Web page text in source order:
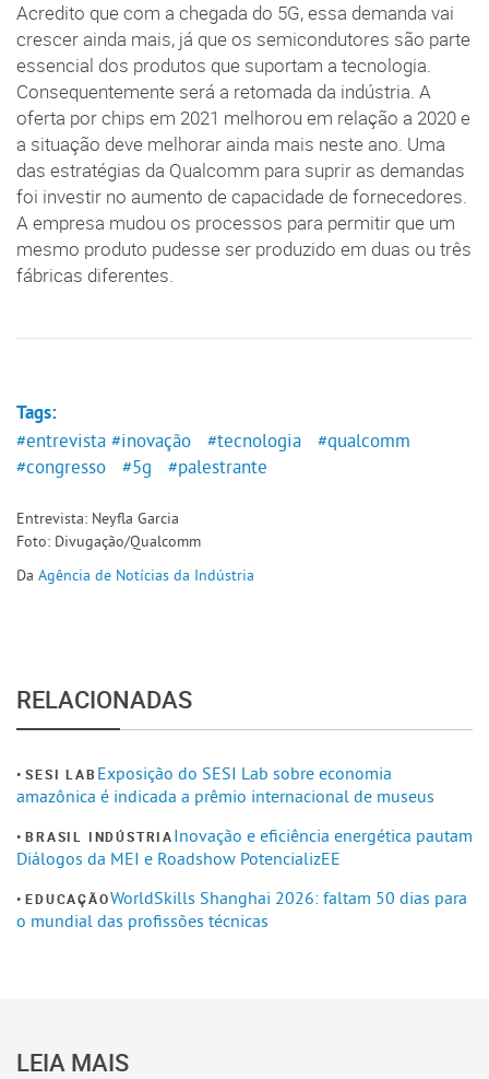
Acredito que com a chegada do 5G, essa demanda vai
crescer ainda mais, já que os semicondutores são parte
essencial dos produtos que suportam a tecnologia.
Consequentemente será a retomada da indústria. A
oferta por chips em 2021 melhorou em relação a 2020 e
a situação deve melhorar ainda mais neste ano. Uma
das estratégias da Qualcomm para suprir as demandas
foi investir no aumento de capacidade de fornecedores.
A empresa mudou os processos para permitir que um
mesmo produto pudesse ser produzido em duas ou três
fábricas diferentes.
Tags:
#entrevista #inovação #tecnologia
#qualcomm
#congresso
#5g #palestrante
Entrevista: Neyfla Garcia
Foto: Divugação/Qualcomm
Da Agência de Notícias da Indústria
RELACIONADAS
SESI LAB Exposição do SESI Lab sobre economia
amazônica é indicada a prêmio internacional de museus
BRASIL INDÚSTRIAInovação e eficiência energética pautam
Diálogos da MEI e Roadshow PotencializEE
EDUCAÇÃOWorldSkills Shanghai 2026: faltam 50 dias para
o mundial das profissões técnicas
LEIA MAIS